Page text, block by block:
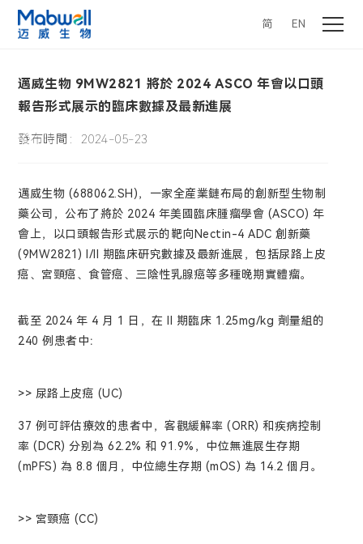
简 EN
邁威生物 9MW2821 將於 2024 ASCO 年會以口頭
報告形式展示的臨床數據及最新進展
發布時間：2024-05-23
邁威生物 (688062.SH)，一家全産業鏈布局的創新型生物制
藥公司，公布了將於 2024 年美國臨床腫瘤學會 (ASCO) 年
會上，以口頭報告形式展示的靶向Nectin-4 ADC 創新藥
(9MW2821) I/II 期臨床研究數據及最新進展，包括尿路上皮
癌、宮頸癌、食管癌、三陰性乳腺癌等多種晚期實體瘤。
截至 2024 年 4 月 1 日，在 II 期臨床 1.25mg/kg 劑量組的
240 例患者中：
>> 尿路上皮癌 (UC)
37 例可評估療效的患者中，客觀緩解率 (ORR) 和疾病控制
率 (DCR) 分别為 62.2% 和 91.9%，中位無進展生存期
(mPFS) 為 8.8 個月，中位總生存期 (mOS) 為 14.2 個月。
>> 宮頸癌 (CC)